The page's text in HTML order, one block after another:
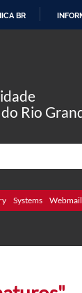
BR
Rio
Systems Webmail